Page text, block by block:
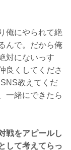
俺にやられて絶
んで。だから俺
対にないっす
良くしてくださ
教えてくだ
一緒にできたら
戦をアピールし
して考えてらっ